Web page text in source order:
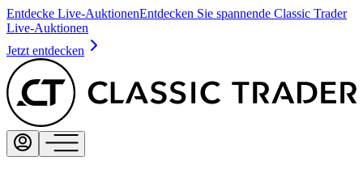
Entdecke Live-AuktionenEntdecken Sie spannende Classic Trader
Live-Auktionen
Jetzt entdecken